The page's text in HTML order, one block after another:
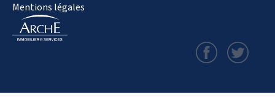
Mentions légales